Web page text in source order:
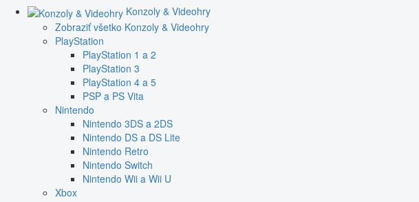
Konzoly & Videohry
Zobraziť všetko Konzoly & Videohry
PlayStation
PlayStation 1 a 2
PlayStation 3
PlayStation 4 a 5
PSP a PS Vita
Nintendo
Nintendo 3DS a 2DS
Nintendo DS a DS Lite
Nintendo Retro
Nintendo Switch
Nintendo Wii a Wii U
Xbox